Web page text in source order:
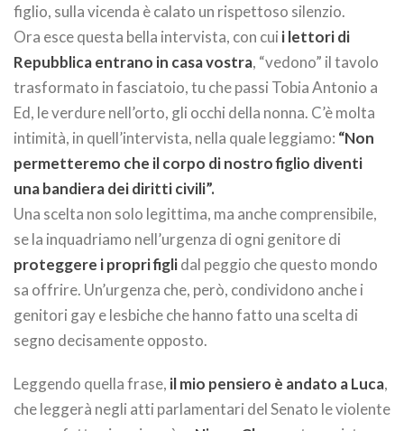
figlio, sulla vicenda è calato un rispettoso silenzio.
Ora esce questa bella intervista, con cui i lettori di
Repubblica entrano in casa vostra, “vedono” il tavolo
trasformato in fasciatoio, tu che passi Tobia Antonio a
Ed, le verdure nell’orto, gli occhi della nonna. C’è molta
intimità, in quell’intervista, nella quale leggiamo: “Non
permetteremo che il corpo di nostro figlio diventi
una bandiera dei diritti civili”.
Una scelta non solo legittima, ma anche comprensibile,
se la inquadriamo nell’urgenza di ogni genitore di
proteggere i propri figlidal peggio che questo mondo
sa offrire. Un’urgenza che, però, condividono anche i
genitori gay e lesbiche che hanno fatto una scelta di
segno decisamente opposto.
Leggendo quella frase, il mio pensiero è andato a Luca,
che leggerà negli atti parlamentari del Senato le violente